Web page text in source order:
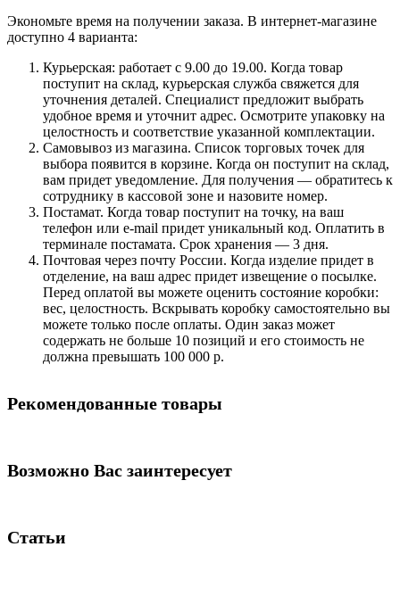
Экономьте время на получении заказа. В интернет-магазине
доступно 4 варианта:
Курьерская: работает с 9.00 до 19.00. Когда товар
поступит на склад, курьерская служба свяжется для
уточнения деталей. Специалист предложит выбрать
удобное время и уточнит адрес. Осмотрите упаковку на
целостность и соответствие указанной комплектации.
Самовывоз из магазина. Список торговых точек для
выбора появится в корзине. Когда он поступит на склад,
вам придет уведомление. Для получения — обратитесь к
сотруднику в кассовой зоне и назовите номер.
Постамат. Когда товар поступит на точку, на ваш
телефон или e-mail придет уникальный код. Оплатить в
терминале постамата. Срок хранения — 3 дня.
Почтовая через почту России. Когда изделие придет в
отделение, на ваш адрес придет извещение о посылке.
Перед оплатой вы можете оценить состояние коробки:
вес, целостность. Вскрывать коробку самостоятельно вы
можете только после оплаты. Один заказ может
содержать не больше 10 позиций и его стоимость не
должна превышать 100 000 р.
Рекомендованные товары
Возможно Вас заинтересует
Статьи